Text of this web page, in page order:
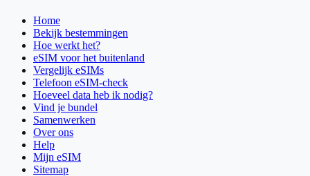
Home
Bekijk bestemmingen
Hoe werkt het?
eSIM voor het buitenland
Vergelijk eSIMs
Telefoon eSIM-check
Hoeveel data heb ik nodig?
Vind je bundel
Samenwerken
Over ons
Help
Mijn eSIM
Sitemap